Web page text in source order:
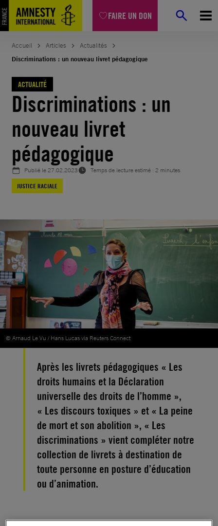
FAIRE UN DON
Aller
au
contenu
Accueil Articles
Actualités
Discriminations : un nouveau livret pédagogique
ACTUALITÉ
Discriminations : un
nouveau livret
pédagogique
Publié le27.02.2023
Temps de lecture estimé : 2 minutes
JUSTICE RACIALE
© Arnaud Le Vu / Hans Lucas via Reuters Connect
Après les livrets pédagogiques « Les
droits humains et la Déclaration
universelle des droits de l’homme »,
« Les discours toxiques » et « La peine
de mort et son abolition », « Les
discriminations » vient compléter notre
collection de livrets à destination de
toute personne en posture d’éducation
ou d’animation.